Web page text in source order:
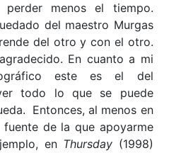
menos el tiempo.
del maestro Murgas
del otro y con el otro.
En cuanto a mi
este es el del
todo lo que se puede
Entonces, al menos en
de la que apoyarme
en Thursday (1998)